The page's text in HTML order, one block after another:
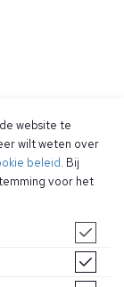
Policy
website te
wilt weten over
beleid. Bij
voor het